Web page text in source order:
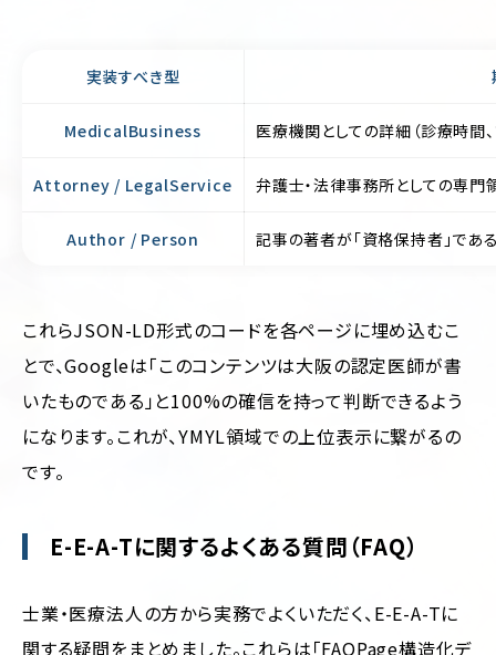
実装すべき型
MedicalBusiness 医療機関としての詳細（診療時間
Attorney / LegalService 弁護士・法律事務所としての専門
Author / Person 記事の著者が「資格保持者」であ
これらJSON-LD形式のコードを各ページに埋め込むこ
とで、Googleは「このコンテンツは大阪の認定医師が書
いたものである」と100%の確信を持って判断できるよう
になります。これが、YMYL領域での上位表示に繋がるの
です。
E-E-A-Tに関するよくある質問（FAQ）
士業・医療法人の方から実務でよくいただく、E-E-A-Tに
関する疑問をまとめました。これらは「FAQPage構造化デ